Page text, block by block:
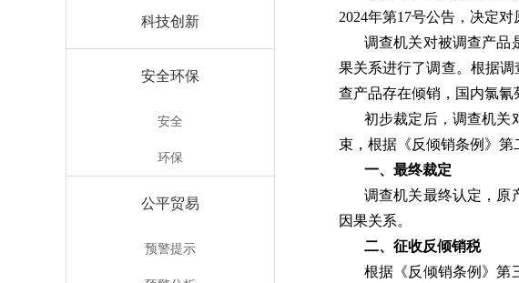
科技创新
安全环保
安全
环保
公平贸易
预警提示
2024年第17号公告，决定
调查机关对被调查产品
果关系进行了调查。根据
查产品存在倾销，国内氯氰
初步裁定后，调查机关
束，根据《反倾销条例》
一、最终裁定
调查机关最终认定，原
因果关系。
二、征收反倾销税
根据《反倾销条例》第